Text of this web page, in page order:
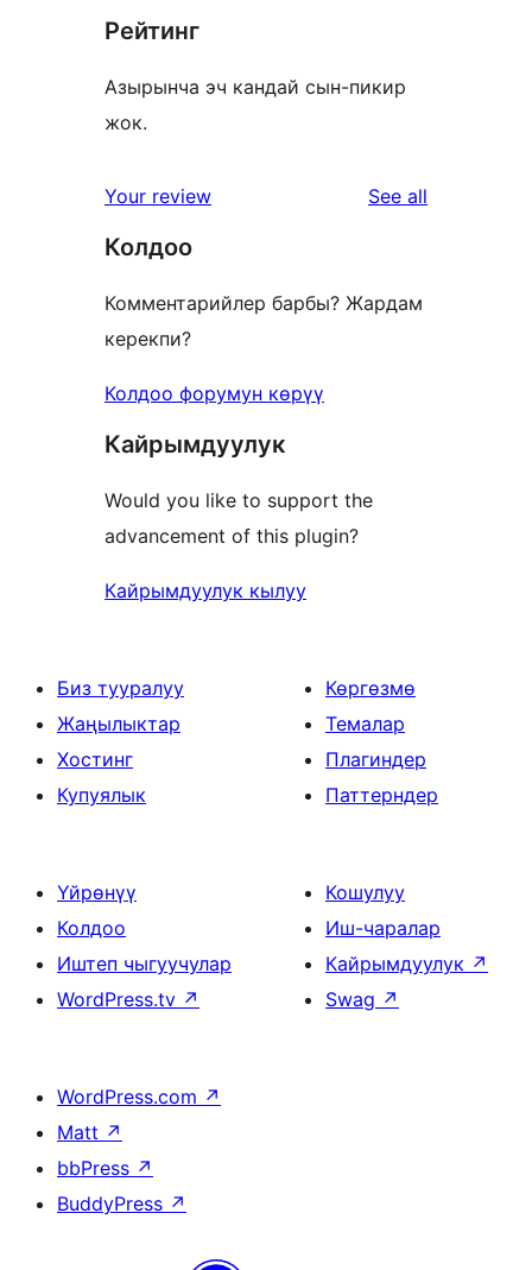
Рейтинг
Азырынча эч кандай сын-пикир
жок.
Your review See all
Колдоо
Комментарийлер барбы? Жардам
керекпи?
Колдоо форумун көрүү
Кайрымдуулук
Would you like to support the
advancement of this plugin?
Кайрымдуулук кылуу
Биз тууралуу
Жаңылыктар
Хостинг
Купуялык
Көргөзмө
Темалар
Плагиндер
Паттерндер
Үйрөнүү
Колдоо
Иштеп чыгуучулар
WordPress.tv ↗
Кошулуу
Иш-чаралар
Кайрымдуулук ↗
Swag ↗
WordPress.com ↗
Matt ↗
bbPress ↗
BuddyPress ↗